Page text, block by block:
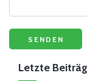
Letzte